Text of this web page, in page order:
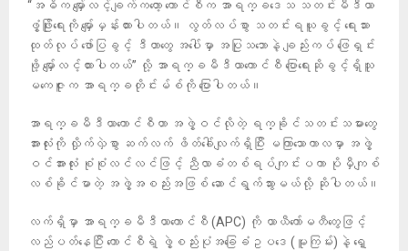
“အဓိက မျှော်လင့်ချက်ကတော့ ကောင်စီက အာရက္ခဒေသ သတင်းမီဒီယာ
ဖွံ့ဖြိုးရေးကို မျှော်မှန်းထားပါတယ်။ လွတ်လပ်စွာ သတင်းရယူခွင့် ရေးသား
ထုတ်လုပ် ဖော်ပြခွင့် ဒီဟာတွေ အပေါ်မှာ အပြုသဘောနဲ့ ချည်းကပ် ဖြေရှင်း
ဖို့ မျှော်လင့်ထားပါတယ်” လို့ အာရက္ခမီဒီယာကောင်စီ ပြောရေးဆိုခွင့်ရှိသူ
မကေဇူးက အာရက္ခတိုင်းမ်စ်ကို ပြောပါတယ်။
အာရက္ခမီဒီယာကောင်စီဟာ အဖွဲ့ဝင်လိုတဲ့ ရက္ခိုင်သတင်းသမားတွေ
အားလုံးကို လှိုက်လှဲစွာ ဆက်လက် ဖိတ်ခေါ်လျက်ရှိပြီး မကြာသောကာလမှာ အဖွဲ့
ဝင်အားလုံး စုံစုံလင်လင်ဖြင့် ညီလာခံတစ်ရပ်ကျင်းပကာ ပိုမှီကျစ်
လစ်ခိုင်မာတဲ့ အဖွဲ့အစည်းအဖြစ် ဆောင်ရွက်သွားမယ်လို့ ဆိုပါတယ်။
လက်ရှိမှာ အာရက္ခမီဒီယာကောင်စီ (APC) ကို ယာယီကော်မတီတွေဖြင့်
လည်ပတ်နေပြီး ကောင်စီရဲ့ ဖွဲ့စည်းပုံအခြေခံဥပဒေ (မူကြမ်း)နဲ့ ရှေ့